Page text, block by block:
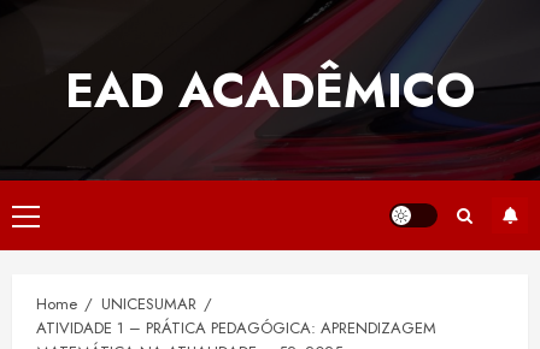
EAD ACADÊMICO
Primary
Menu
Home
UNICESUMAR
ATIVIDADE 1 – PRÁTICA PEDAGÓGICA: APRENDIZAGEM